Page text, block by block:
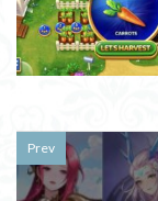
Prev